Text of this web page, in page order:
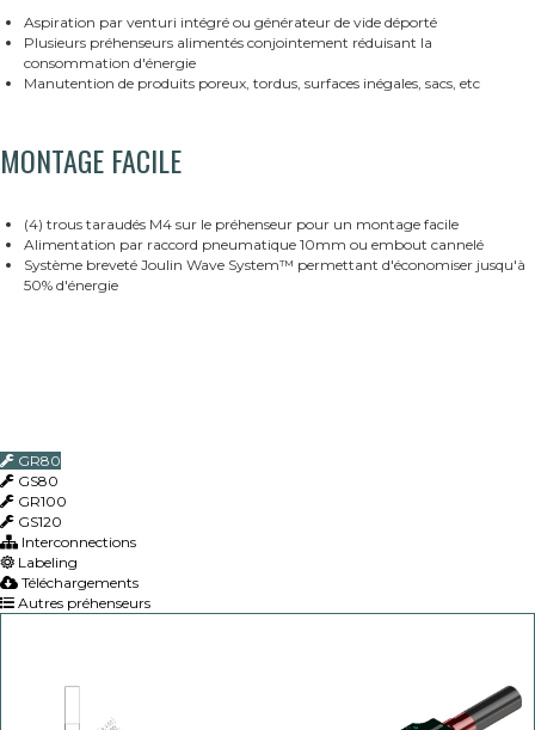
Aspiration par venturi intégré ou générateur de vide déporté
Plusieurs préhenseurs alimentés conjointement réduisant la
consommation d'énergie
Manutention de produits poreux, tordus, surfaces inégales, sacs, etc
MONTAGE FACILE
(4) trous taraudés M4 sur le préhenseur pour un montage facile
Alimentation par raccord pneumatique 10mm ou embout cannelé
Système breveté Joulin Wave System™ permettant d'économiser jusqu'à
50% d'énergie
GR80
GS80
GR100
GS120
Interconnections
Labeling
Téléchargements
Autres préhenseurs